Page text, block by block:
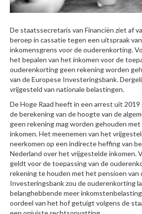
De staatssecretaris van Financiën ziet af
beroep in cassatie tegen een uitspraak
inkomensgrens voor de ouderenkorting.
het bepalen van het inkomen voor de
ouderenkorting geen rekening worden
van de Europese Investeringsbank.
vrijgesteld van nationale belastingen.
De Hoge Raad heeft in een arrest uit
de berekening van de hoogte van de
geen rekening mag worden gehouden
inkomen. Het meenemen van het
neerkomen op een indirecte heffing van
Nederland over het vrijgestelde inkomen.
geldt voor de toepassing van de
rekening te houden met het pensioen van
Investeringsbank zou de ouderenkorting
belanghebbende meer
oordeel van het hof getuigt volgens de